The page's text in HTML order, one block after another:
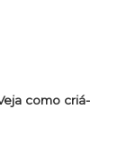
como criá-